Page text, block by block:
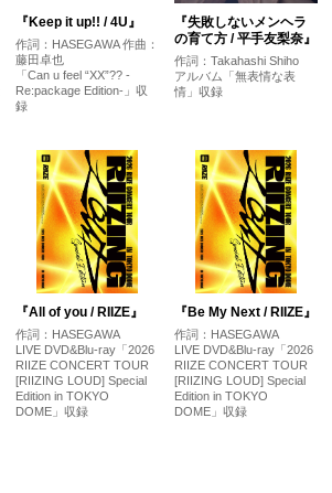
『Keep it up!! / 4U』
作詞：HASEGAWA 作曲：
藤田卓也
「Can u feel “XX”?? -
Re:package Edition-」収
録
『失敗しないメンヘラ
の育て方 / 平手友梨奈』
作詞：Takahashi Shiho
アルバム「無表情な表
情」収録
『All of you / RIIZE』
作詞：HASEGAWA
LIVE DVD&Blu-ray「2026
RIIZE CONCERT TOUR
[RIIZING LOUD] Special
Edition in TOKYO
DOME」収録
『Be My Next / RIIZE』
作詞：HASEGAWA
LIVE DVD&Blu-ray「2026
RIIZE CONCERT TOUR
[RIIZING LOUD] Special
Edition in TOKYO
DOME」収録